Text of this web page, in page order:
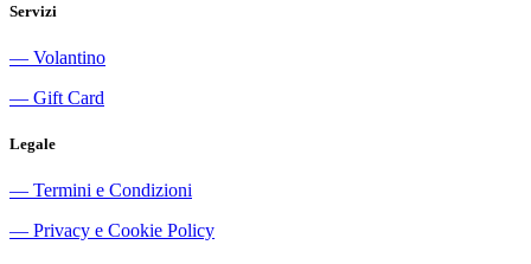
Servizi
― Volantino
― Gift Card
Legale
― Termini e Condizioni
― Privacy e Cookie Policy